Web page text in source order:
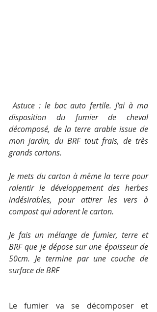
Astuce : le bac auto fertile. J'ai à ma
disposition du fumier de cheval
décomposé, de la terre arable issue de
mon jardin, du BRF tout frais, de très
grands cartons.
Je mets du carton à même la terre pour
ralentir le développement des herbes
indésirables, pour attirer les vers à
compost qui adorent le carton.
Je fais un mélange de fumier, terre et
BRF que je dépose sur une épaisseur de
50cm. Je termine par une couche de
surface de BRF
Le fumier va se décomposer et